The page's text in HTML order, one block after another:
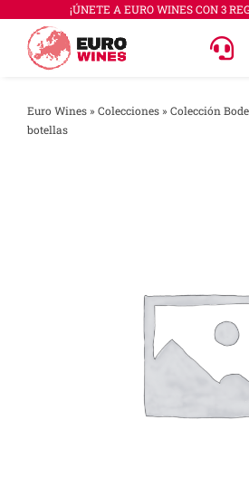
contenido
¡ÚNETE A EURO WINES CON 3
Euro Wines» Colecciones» Colección
botellas